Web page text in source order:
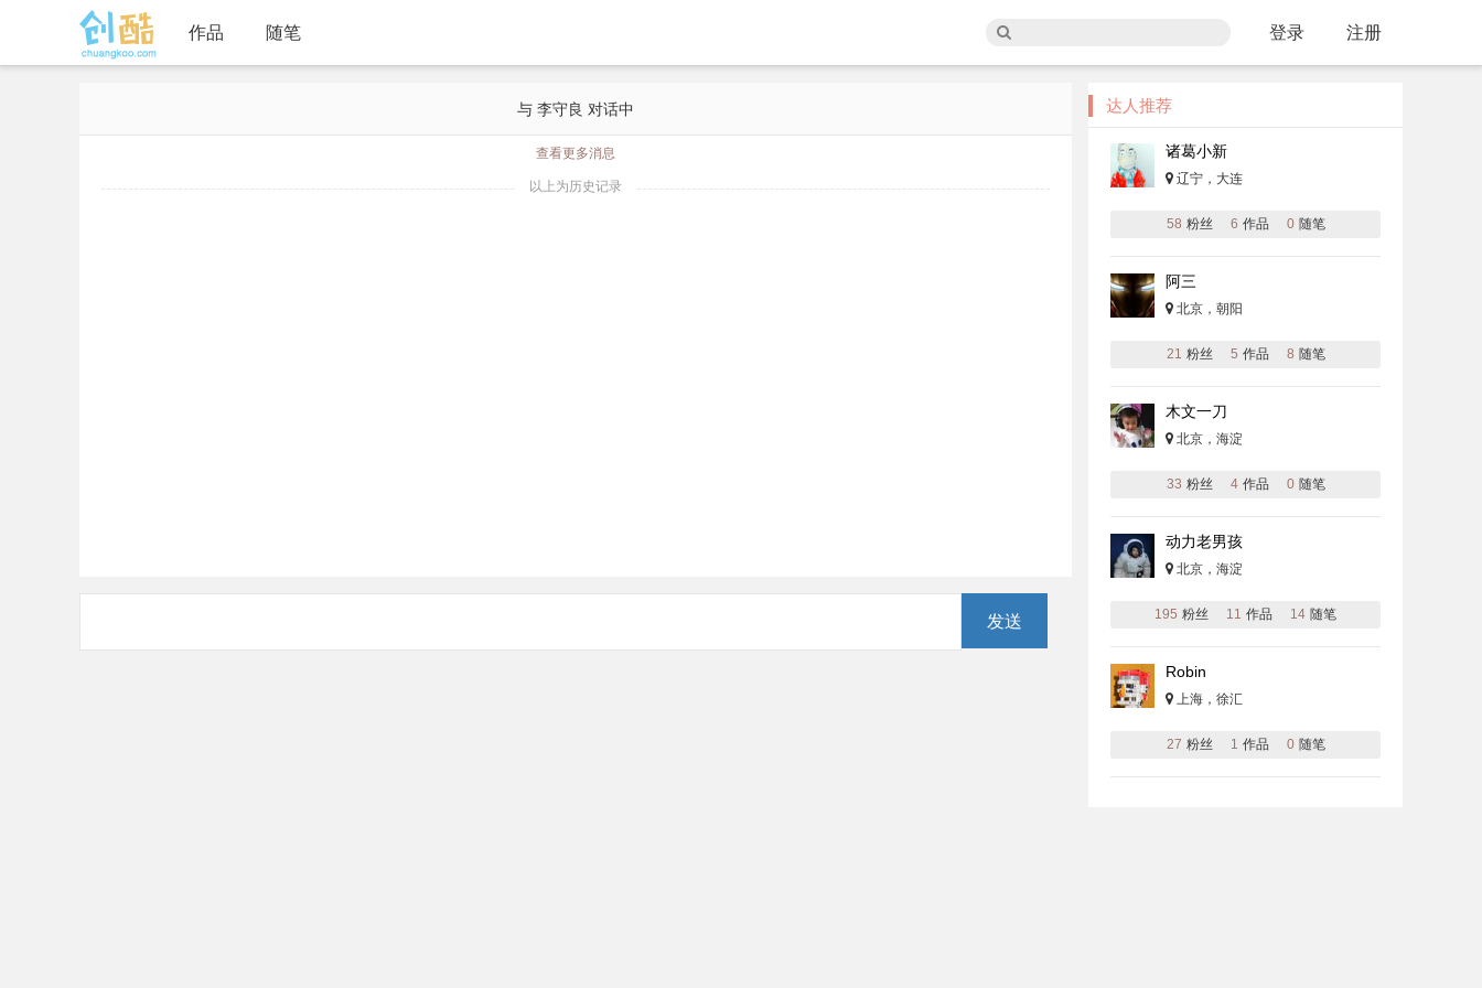
作品 随笔 登录 注册
与 李守良 对话中
查看更多消息
以上为历史记录
发送
达人推荐
诸葛小新
辽宁，大连
58 粉丝 6 作品 0 随笔
阿三
北京，朝阳
21 粉丝 5 作品 8 随笔
木文一刀
北京，海淀
33 粉丝 4 作品 0 随笔
动力老男孩
北京，海淀
195 粉丝 11 作品 14 随笔
Robin
上海，徐汇
27 粉丝 1 作品 0 随笔